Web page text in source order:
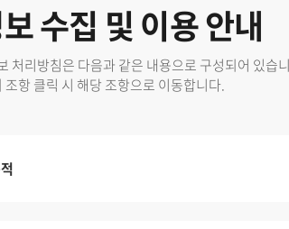
수집 및 이용 안내
처리방침은 다음과 같은 내용으로 구성되어 있습
항 클릭 시 해당 조항으로 이동합니다.